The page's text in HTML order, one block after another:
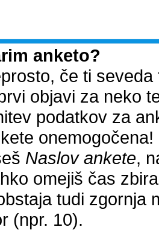
anketo?
če ti
objavi za neko
podatkov za
Naslov ankete,
omejiš čas
tudi zgornja
(npr. 10).